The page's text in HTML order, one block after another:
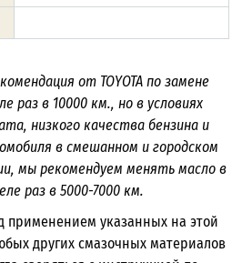
от TOYOTA по замене
раз в 10000 км., но в условиях
низкого качества бензина и
в смешанном и городском
мы рекомендуем менять масло в
раз в 5000-7000 км.
применением указанных на этой
других смазочных материалов